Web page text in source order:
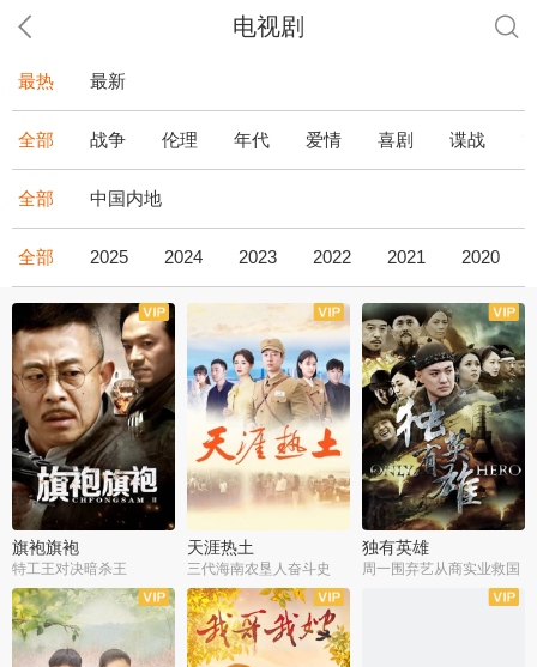
电视剧
最热 最新
全部 战争 伦理 年代 爱情 喜剧 谍战
全部 中国内地
全部 2025 2024 2023 2022 2021 2020
全43集
旗袍旗袍
特工王对决暗杀王
全36集
天涯热土
三代海南农垦人奋斗史
全34集
独有英雄
周一围弃艺从商实业救国
全34集
全50集